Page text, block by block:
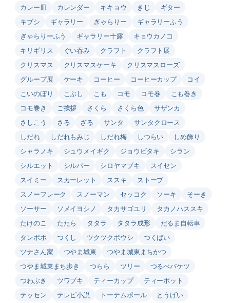
カレー皿
カレンダー キキョウ きじ
ギター
キブシ
ギャラリー ぎゃらりー
ギャラリーふう
ぎゃらりーふう
ギャラリー十露
キョウカノコ
キリギリス
ぐい吞み クラフト
クラフト展
クリスマス
クリスマスケーキ
クリスマスローズ
グループ展
ケーキ コーヒー コーヒーカップ
コイ
こいのぼり
こぶし こも コモ コモ巻
こも巻き
コモ巻き
ご挨拶 さくら さくら色
サザンカ
さしこう
さる ざる サンタ
サンタクロース
しだれ
しだれもみじ しだれ梅 しつらい
しめ飾り
シャラノキ
シュウメイギク ジョウビタキ
シラン
シルエット
シルバー シロヤマブキ
スイセン
スイミー
スカーレット ススキ
ストーブ
スノーフレーク
スノーマン セッコク ソーキ
そーき
ソーサー
ソメイヨシノ タカサゴユリ
タカノハススキ
たけのこ
たたら タタラ タタラ成形
だるま自転車
タンポポ
つくし ツクツクボウシ
つくばい
ツナさん家
つやま城東
つやま城東まちかつ
つやま城東まち歩き
つらら ツリー
つるべバケツ
つわぶき
ツワブキ ティーカップ
ティーポット
テッセン
テレビ小説 トーテムポール
とうげい